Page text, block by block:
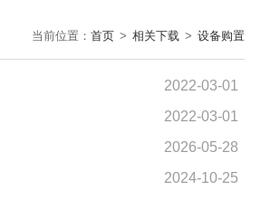
当前位置： 首页 > 相关下载 > 设备购置
2022-03-01
2022-03-01
2026-05-28
2024-10-25